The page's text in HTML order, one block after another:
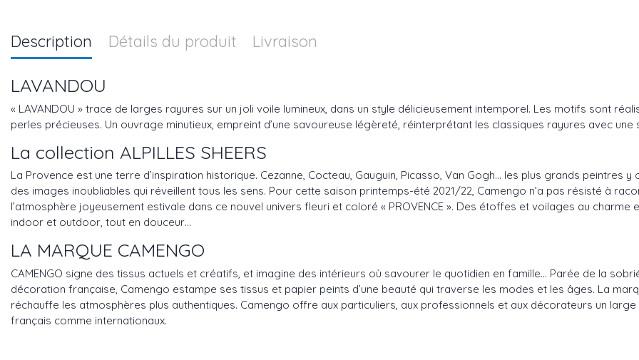
Description Détails du produit Livraison
LAVANDOU
« LAVANDOU » trace de larges rayures sur un joli voile lumineux, dans un style délicieusement intemporel. Les motifs sont
perles précieuses. Un ouvrage minutieux, empreint d’une savoureuse légèreté, réinterprétant les classiques rayures avec une
La collection ALPILLES SHEERS
La Provence est une terre d’inspiration historique. Cezanne, Cocteau, Gauguin, Picasso, Van Gogh… les plus grands peintres
des images inoubliables qui réveillent tous les sens. Pour cette saison printemps-été 2021/22, Camengo n’a pas résisté à
l’atmosphère joyeusement estivale dans ce nouvel univers fleuri et coloré « PROVENCE ». Des étoffes et voilages au
indoor et outdoor, tout en douceur…
LA MARQUE CAMENGO
CAMENGO signe des tissus actuels et créatifs, et imagine des intérieurs où savourer le quotidien en famille… Parée de la
décoration française, Camengo estampe ses tissus et papier peints d’une beauté qui traverse les modes et les âges. La
réchauffe les atmosphères plus authentiques. Camengo offre aux particuliers, aux professionnels et aux décorateurs un
français comme internationaux.